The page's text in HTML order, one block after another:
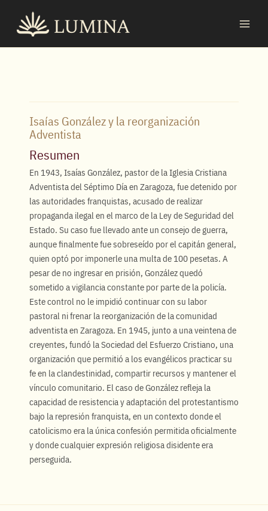
contenido
Isaías González y la reorganización
Adventista
Resumen
En 1943, Isaías González, pastor de la Iglesia Cristiana
Adventista del Séptimo Día en Zaragoza, fue detenido por
las autoridades franquistas, acusado de realizar
propaganda ilegal en el marco de la Ley de Seguridad del
Estado. Su caso fue llevado ante un consejo de guerra,
aunque finalmente fue sobreseído por el capitán general,
quien optó por imponerle una multa de 100 pesetas. A
pesar de no ingresar en prisión, González quedó
sometido a vigilancia constante por parte de la policía.
Este control no le impidió continuar con su labor
pastoral ni frenar la reorganización de la comunidad
adventista en Zaragoza. En 1945, junto a una veintena de
creyentes, fundó la Sociedad del Esfuerzo Cristiano, una
organización que permitió a los evangélicos practicar su
fe en la clandestinidad, compartir recursos y mantener el
vínculo comunitario. El caso de González refleja la
capacidad de resistencia y adaptación del protestantismo
bajo la represión franquista, en un contexto donde el
catolicismo era la única confesión permitida oficialmente
y donde cualquier expresión religiosa disidente era
perseguida.